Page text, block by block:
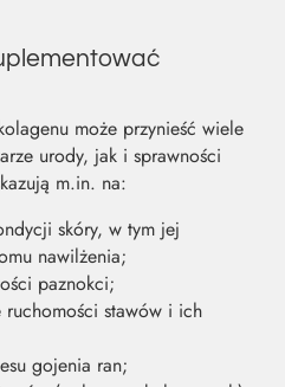
może przynieść wiele
urody, jak i sprawności
m.in. na:
skóry, w tym jej
nawilżenia;
paznokci;
ruchomości stawów i ich
gojenia ran;